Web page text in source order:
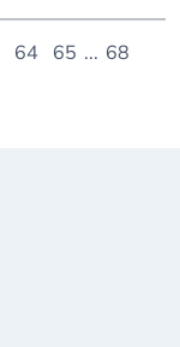
64 65 ... 68